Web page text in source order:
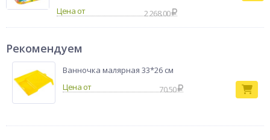
надувной
Бренд
BestWay
Цена от
2 268.00
Рекомендуем
Ванночка малярная 33*26 см
70.50